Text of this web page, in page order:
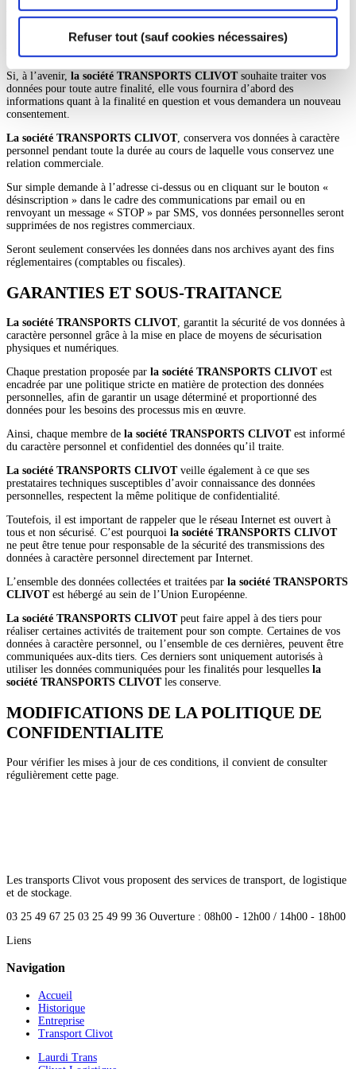
Refuser tout (sauf cookies nécessaires)
Vous avez le droit de retirer votre consentement à tout moment.
Vous pouvez le faire en écrivant àla société TRANSPORTS CLIVOT
l’adresse5 rue Walter Hallstein 10300 Sainte Savine.
Si, à l’avenir, la société TRANSPORTS CLIVOTsouhaite traiter vos
données pour toute autre finalité, elle vous fournira d’abord des
informations quant à la finalité en question et vous demandera un nouveau
consentement.
La société TRANSPORTS CLIVOT, conservera vos données à caractère
personnel pendant toute la durée au cours de laquelle vous conservez une
relation commerciale.
Sur simple demande à l’adresse ci-dessus ou en cliquant sur le bouton «
désinscription » dans le cadre des communications par email ou en
renvoyant un message « STOP » par SMS, vos données personnelles seront
supprimées de nos registres commerciaux.
Seront seulement conservées les données dans nos archives ayant des fins
réglementaires (comptables ou fiscales).
GARANTIES ET SOUS-TRAITANCE
La société TRANSPORTS CLIVOT, garantit la sécurité de vos données à
caractère personnel grâce à la mise en place de moyens de sécurisation
physiques et numériques.
Chaque prestation proposée par la société TRANSPORTS CLIVOTest
encadrée par une politique stricte en matière de protection des données
personnelles, afin de garantir un usage déterminé et proportionné des
données pour les besoins des processus mis en œuvre.
Ainsi, chaque membre de la société TRANSPORTS CLIVOTest informé
du caractère personnel et confidentiel des données qu’il traite.
La société TRANSPORTS CLIVOTveille également à ce que ses
prestataires techniques susceptibles d’avoir connaissance des données
personnelles, respectent la même politique de confidentialité.
Toutefois, il est important de rappeler que le réseau Internet est ouvert à
tous et non sécurisé. C’est pourquoi la société TRANSPORTS CLIVOT
ne peut être tenue pour responsable de la sécurité des transmissions des
données à caractère personnel directement par Internet.
L’ensemble des données collectées et traitées par la société TRANSPORTS
CLIVOTest hébergé au sein de l’Union Européenne.
La société TRANSPORTS CLIVOTpeut faire appel à des tiers pour
réaliser certaines activités de traitement pour son compte. Certaines de vos
données à caractère personnel, ou l’ensemble de ces dernières, peuvent être
communiquées aux-dits tiers. Ces derniers sont uniquement autorisés à
utiliser les données communiquées pour les finalités pour lesquelles la
société TRANSPORTS CLIVOTles conserve.
MODIFICATIONS DE LA POLITIQUE DE
CONFIDENTIALITE
Pour vérifier les mises à jour de ces conditions, il convient de consulter
régulièrement cette page.
Les transports Clivot vous proposent des services de transport, de logistique
et de stockage.
03 25 49 67 25 03 25 49 99 36 Ouverture : 08h00 - 12h00 / 14h00 - 18h00
Liens
Navigation
Accueil
Historique
Entreprise
Transport Clivot
Laurdi Trans